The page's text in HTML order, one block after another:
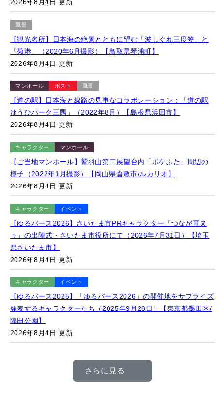
風景
【観光名所】日本海の絶景とともに望む「波しぐれ三度笠」と
「菊港」（2020年6月撮影）【鳥取県琴浦町】
2026年8月4日 更新
マンホール ポスト 風景
【道の駅】日本海と線路の見事なコラボレーション：「道の駅
ゆうひパーク三隅」（2022年8月）【島根県浜田市】
2026年8月4日 更新
キャラクター マンホール
【ご当地マンホール】鷲羽山第二展望台内「ポケふた」周辺の
様子（2022年1月撮影）【岡山県倉敷市/ルカリオ】
2026年8月4日 更新
キャラクター イベント
【ゆるバース2026】さいたま市PRキャラクター「つなが竜ヌ
ゥ」の出陣式・さいたま市役所にて（2026年7月31日）【埼玉
県さいたま市】
2026年8月4日 更新
キャラクター イベント
【ゆるバース2025】「ゆるバース2026」の開催地をサプライズ
発表するキャラクターたち（2025年9月28日）【東京都墨田区/
隅田公園】
2026年8月4日 更新
さらに見る